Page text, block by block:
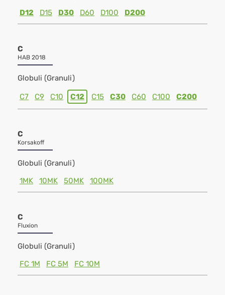
D12
D15 D30 D60 D100 D200
C
HAB 2018
Globuli (Granuli)
C7 C9 C10 C12 C15 C30 C60 C100 C200
C
Korsakoff
Globuli (Granuli)
1MK
10MK 50MK 100MK
C
Fluxion
Globuli (Granuli)
FC 1M
FC 5M FC 10M